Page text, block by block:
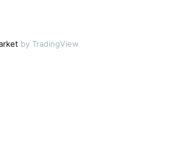
by TradingView